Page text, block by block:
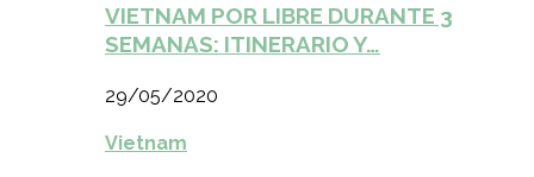
VIETNAM POR LIBRE DURANTE 3
SEMANAS: ITINERARIO Y…
29/05/2020
Vietnam